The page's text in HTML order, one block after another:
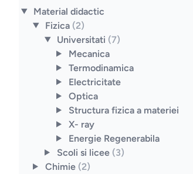
Material didactic
Fizica (2)
Universitati (7)
Mecanica
Termodinamica
Electricitate
Optica
Structura fizica a materiei
X- ray
Energie Regenerabila
Scoli si licee (3)
Chimie (2)